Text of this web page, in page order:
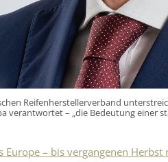
Reifenherstellerverband
verantwortet – „die Bedeutung einer
Europe – bis vergangenen